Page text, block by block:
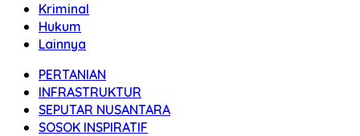
Kriminal
Hukum
Lainnya
PERTANIAN
INFRASTRUKTUR
SEPUTAR NUSANTARA
SOSOK INSPIRATIF